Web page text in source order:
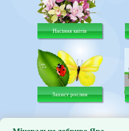
Насіння квітів
Захист рослин